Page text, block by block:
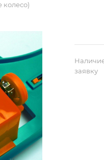
колесо)
заявку